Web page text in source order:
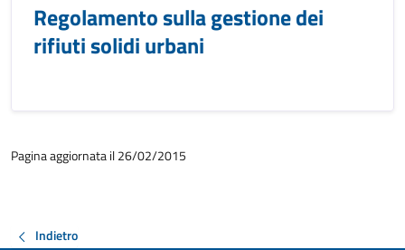
Regolamento sulla gestione dei
rifiuti solidi urbani
Pagina aggiornata il 26/02/2015
Indietro